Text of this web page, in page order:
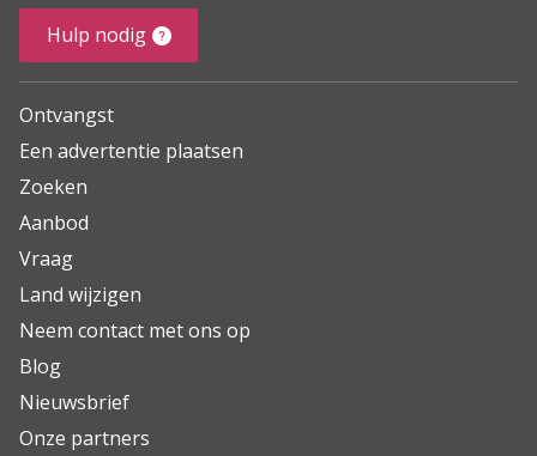
Hulp nodig
Ontvangst
Een advertentie plaatsen
Zoeken
Aanbod
Vraag
Land wijzigen
Neem contact met ons op
Blog
Nieuwsbrief
Onze partners